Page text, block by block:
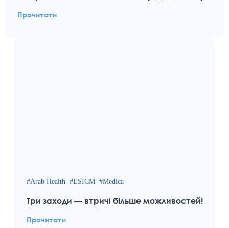
Прочитати
Arab Health ESICM Medica
Три заходи — втричі більше можливостей!
Прочитати